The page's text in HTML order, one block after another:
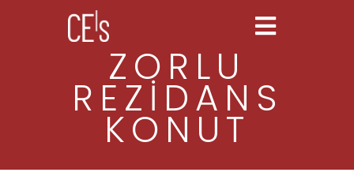
ZORLU
REZİDANS
KONUT